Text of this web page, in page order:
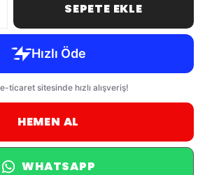
SEPETE EKLE
HEMEN AL
WHATSAPP